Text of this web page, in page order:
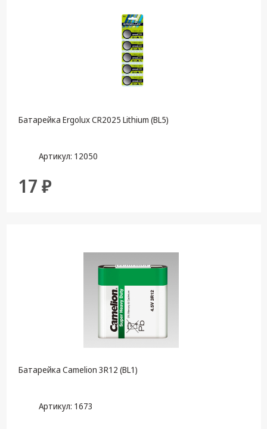
Батарейка Ergolux CR2025 Lithium (BL5)
Артикул: 12050
17 ₽
Батарейка Camelion 3R12 (BL1)
Артикул: 1673